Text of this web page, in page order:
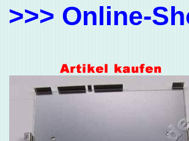
>>> Online-